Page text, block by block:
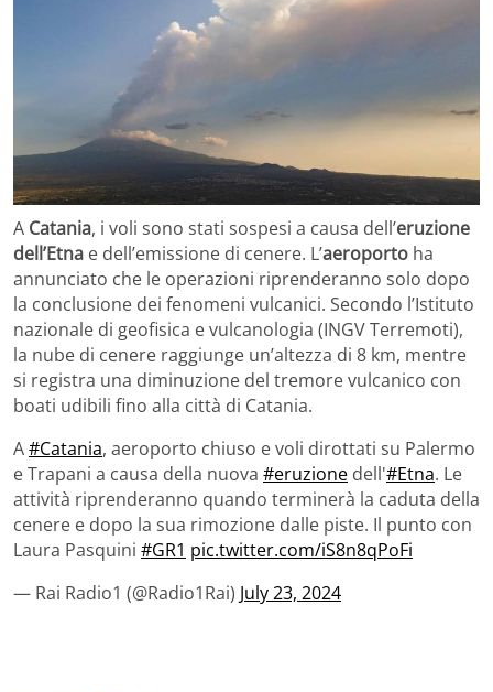
A Catania, i voli sono stati sospesi a causa dell’eruzione
dell’Etna e dell’emissione di cenere. L’aeroporto ha
annunciato che le operazioni riprenderanno solo dopo
la conclusione dei fenomeni vulcanici. Secondo l’Istituto
nazionale di geofisica e vulcanologia (INGV Terremoti),
la nube di cenere raggiunge un’altezza di 8 km, mentre
si registra una diminuzione del tremore vulcanico con
boati udibili fino alla città di Catania.
A#Catania, aeroporto chiuso e voli dirottati su Palermo
e Trapani a causa della nuova #eruzione dell'#Etna. Le
attività riprenderanno quando terminerà la caduta della
cenere e dopo la sua rimozione dalle piste. Il punto con
Laura Pasquini #GR1 pic.twitter.com/iS8n8qPoFi
— Rai Radio1 (@Radio1Rai) July 23, 2024